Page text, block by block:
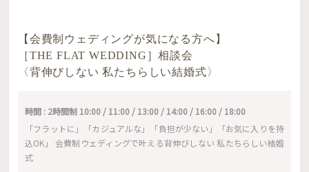
【会費制ウェディングが気になる方へ】
［THE FLAT WEDDING］相談会
〈背伸びしない 私たちらしい結婚式〉
時間 : 2時間制 10:00 / 11:00 / 13:00 / 14:00 / 16:00 / 18:00
「フラットに」「カジュアルな」「負担が少ない」「お気に入りを持
込OK」 会費制ウェディングで叶える背伸びしない 私たちらしい結婚
式